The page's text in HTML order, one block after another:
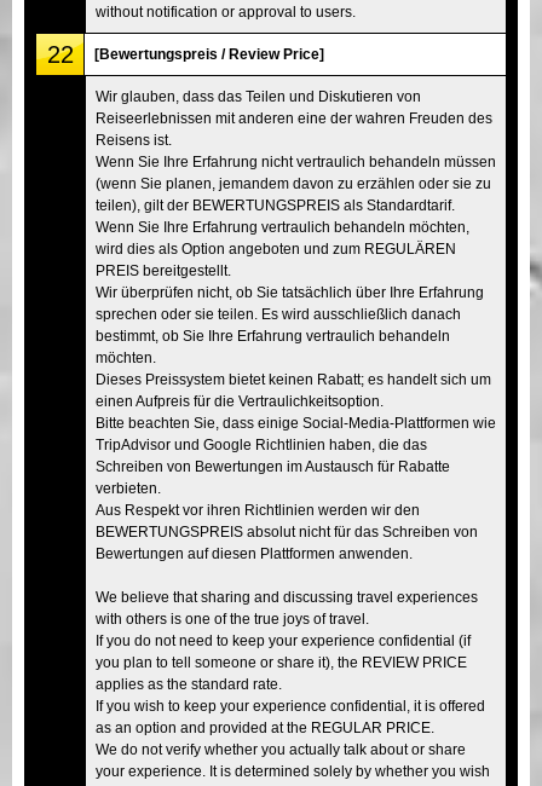
without notification or approval to users.
22 [Bewertungspreis / Review Price]
Wir glauben, dass das Teilen und Diskutieren von
Reiseerlebnissen mit anderen eine der wahren Freuden des
Reisens ist.
Wenn Sie Ihre Erfahrung nicht vertraulich behandeln müssen
(wenn Sie planen, jemandem davon zu erzählen oder sie zu
teilen), gilt der BEWERTUNGSPREIS als Standardtarif.
Wenn Sie Ihre Erfahrung vertraulich behandeln möchten,
wird dies als Option angeboten und zum REGULÄREN
PREIS bereitgestellt.
Wir überprüfen nicht, ob Sie tatsächlich über Ihre Erfahrung
sprechen oder sie teilen. Es wird ausschließlich danach
bestimmt, ob Sie Ihre Erfahrung vertraulich behandeln
möchten.
Dieses Preissystem bietet keinen Rabatt; es handelt sich um
einen Aufpreis für die Vertraulichkeitsoption.
Bitte beachten Sie, dass einige Social-Media-Plattformen wie
TripAdvisor und Google Richtlinien haben, die das
Schreiben von Bewertungen im Austausch für Rabatte
verbieten.
Aus Respekt vor ihren Richtlinien werden wir den
BEWERTUNGSPREIS absolut nicht für das Schreiben von
Bewertungen auf diesen Plattformen anwenden.
We believe that sharing and discussing travel experiences
with others is one of the true joys of travel.
If you do not need to keep your experience confidential (if
you plan to tell someone or share it), the REVIEW PRICE
applies as the standard rate.
If you wish to keep your experience confidential, it is offered
as an option and provided at the REGULAR PRICE.
We do not verify whether you actually talk about or share
your experience. It is determined solely by whether you wish